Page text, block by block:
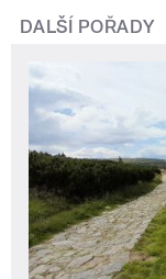
DALŠÍ POŘADY